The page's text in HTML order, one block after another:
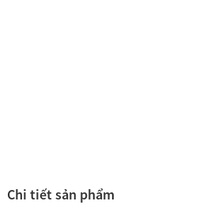
Chi tiết sản phẩm